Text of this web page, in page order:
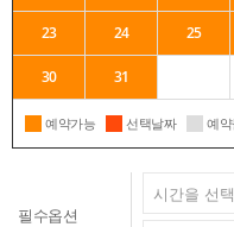
23 24 25
30 31
예약가능 선택날짜 예
필수옵션